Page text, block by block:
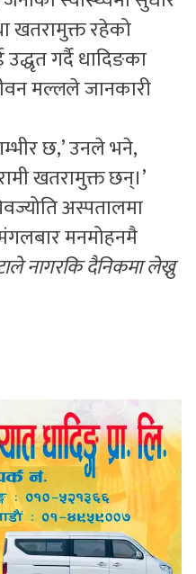
खतरामुक्त रहेको
गर्दै धादिङका
मल्लले जानकारी
छ,’ उनले भने,
खतरामुक्त छन्।’
अस्पतालमा
मनमोहनमै
नागरकि दैनिकमा लेख्नु